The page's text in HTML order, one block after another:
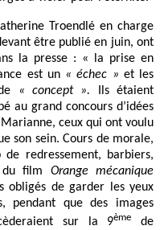
Troendlé en charge
être publié en juin, ont
la presse : « la prise en
est un « échec » et les
« concept ». Ils étaient
au grand concours d’idées
ceux qui ont voulu
son sein. Cours de morale,
de redressement, barbiers,
du film Orange mécanique
obligés de garder les yeux
pendant que des images
sur la 9ème
de